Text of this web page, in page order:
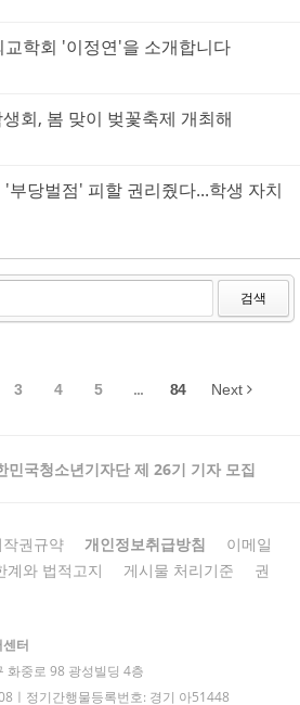
학회 '이정연'을 소개합니다
회, 봄 맞이 벚꽃축제 개최해
부당벌점' 피할 권리줬다...학생 자치
검색
3 4 5 ... 84 Next
민국청소년기자단 제 26기 기자 모집
권규약 개인정보취급방침
이메일
계와 법적고지 게시물 처리기준
권
터
화중로 98 광성빌딩 4층
ㅣ정기간행물등록번호: 경기 아51448